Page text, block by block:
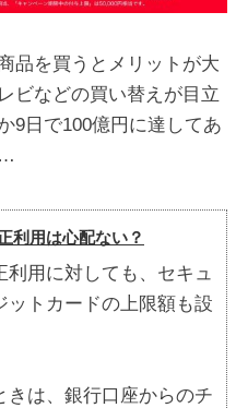
品を買うとメリットが大
ビなどの買い替えが目立
9日で100億円に達してあ
利用は心配ない？
用に対しても、セキュ
ットカードの上限額も設
きは、銀行口座からのチ